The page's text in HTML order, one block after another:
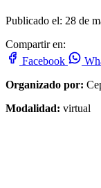
Publicado el: 28 de
Compartir en:
Facebook
Organizado por:
Modalidad: virtual